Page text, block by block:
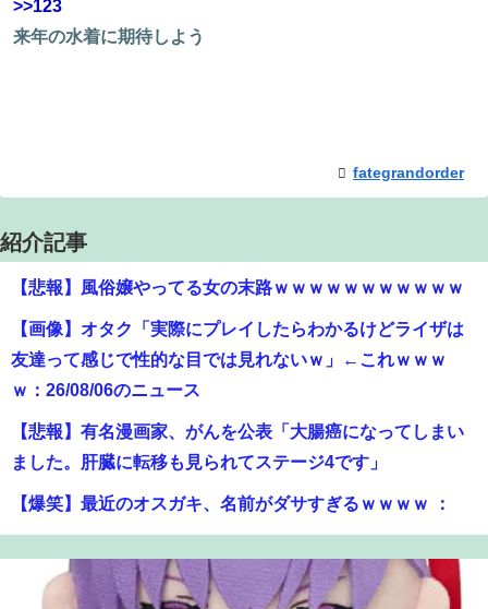
>>123
来年の水着に期待しよう
fategrandorder
紹介記事
【悲報】風俗嬢やってる女の末路ｗｗｗｗｗｗｗｗｗｗｗ
【画像】オタク「実際にプレイしたらわかるけどライザは
友達って感じで性的な目では見れないｗ」←これｗｗｗ
ｗ：26/08/06のニュース
【悲報】有名漫画家、がんを公表「大腸癌になってしまい
ました。肝臓に転移も見られてステージ4です」
【爆笑】最近のオスガキ、名前がダサすぎるｗｗｗｗ ：
26/08/05のニュース
【悲報】映画館の客、ほぼバイオテロレベルのやらかしで